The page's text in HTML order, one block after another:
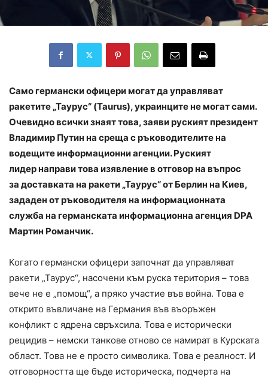
Само германски офицери могат да управляват
ракетите „Таурус“ (Taurus), украинците не могат сами.
Очевидно всички знаят това, заяви руският президент
Владимир Путин на среща с ръководителите на
водещите информационни агенции. Руският
лидер направи това изявление в отговор на въпрос
за доставката на ракети „Таурус“ от Берлин на Киев,
зададен от ръководителя на информационната
служба на германската информационна агенция DPA
Мартин Романчик.
Когато германски офицери започнат да управляват
ракети „Таурус“, насочени към руска територия – това
вече не е „помощ“, а пряко участие във война. Това е
открито въвличане на Германия във въоръжен
конфликт с ядрена свръхсила. Това е исторически
рецидив – немски танкове отново се намират в Курската
област. Това не е просто символика. Това е реалност. И
отговорността ще бъде историческа, подчерта на